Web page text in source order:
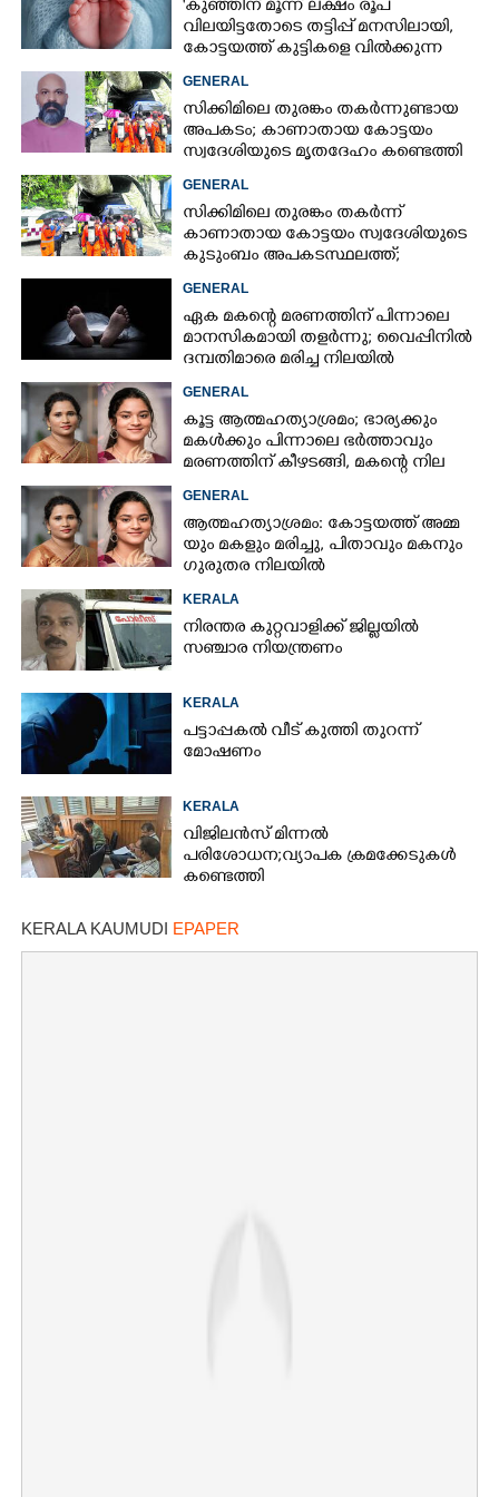
'കുഞ്ഞിന് മൂന്ന് ലക്ഷം രൂപ
വിലയിട്ടതോടെ തട്ടിപ്പ് മനസിലായി,
കോട്ടയത്ത് കുട്ടികളെ വിൽക്കുന്ന
സംഘം'; കൂടുതൽ
വെളിപ്പെടുത്തലുമായി ഗർഭിണി
GENERAL
സിക്കിമിലെ തുരങ്കം തകർന്നുണ്ടായ
അപകടം; കാണാതായ കോട്ടയം
സ്വദേശിയുടെ മൃതദേഹം കണ്ടെത്തി
GENERAL
സിക്കിമിലെ തുരങ്കം തകർന്ന്
കാണാതായ കോട്ടയം സ്വദേശിയുടെ
കുടുംബം അപകടസ്ഥലത്ത്;
രക്ഷാപ്രവർത്തനം ദുഷ്‌കരമെന്ന്
വിവരം
GENERAL
ഏക മകന്റെ മരണത്തിന് പിന്നാലെ
മാനസികമായി തളർന്നു; വൈപ്പിനിൽ
ദമ്പതിമാരെ മരിച്ച നിലയിൽ
കണ്ടെത്തി
GENERAL
കൂട്ട ആത്മഹത്യാശ്രമം; ഭാര്യക്കും
മകൾക്കും പിന്നാലെ ഭർത്താവും
മരണത്തിന് കീഴടങ്ങി, മകന്റെ നില
അതീവ ഗുരുതരം
GENERAL
ആ​ത്മ​ഹ​ത്യാ​ശ്ര​മം​:​ കോട്ടയത്ത് അ​മ്മ​
യും​ ​മ​ക​ളും​ ​മ​രി​ച്ചു, പിതാവും മകനും
ഗുരുതര നിലയിൽ
KERALA
നിരന്തര കുറ്റവാളിക്ക് ജില്ലയിൽ
സഞ്ചാര നിയന്ത്രണം
KERALA
പട്ടാപ്പകൽ വീട് കുത്തി തുറന്ന്
മോഷണം
KERALA
വിജിലൻസ് മിന്നൽ
പരിശോധന; വ്യാപക ക്രമക്കേടുകൾ
കണ്ടെത്തി
KERALA KAUMUDI EPAPER